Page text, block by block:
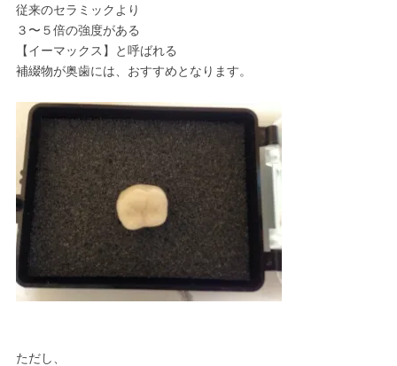
従来のセラミックより
３〜５倍の強度がある
【イーマックス】と呼ばれる
補綴物が奥歯には、おすすめとなります。
ただし、